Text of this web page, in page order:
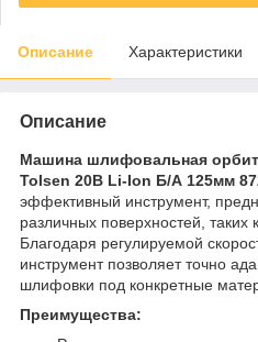
Описание Характеристики
Описание
Машина шлифовальная
Tolsen 20В Li-Ion Б/А 125мм
эффективный инструмент,
различных поверхностей, таких
Благодаря регулируемой
инструмент позволяет точно
шлифовки под конкретные
Преимущества: